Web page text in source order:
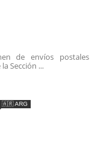
de envíos postales
Sección ...
🇦🇷 ARG